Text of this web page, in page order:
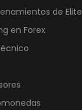
de Elite
en Forex